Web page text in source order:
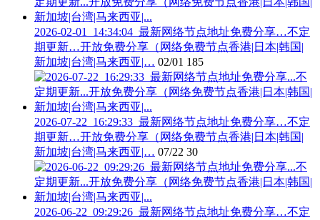
2026-02-01_14:34:04_最新网络节点地址免费分享…不定
期更新…开放免费分享（网络免费节点香港|日本|韩国|
新加坡|台湾|马来西亚|… 02/01 185
2026-07-22_16:29:33_最新网络节点地址免费分享…不定
期更新…开放免费分享（网络免费节点香港|日本|韩国|
新加坡|台湾|马来西亚|… 07/22 30
2026-06-22_09:29:26_最新网络节点地址免费分享…不定